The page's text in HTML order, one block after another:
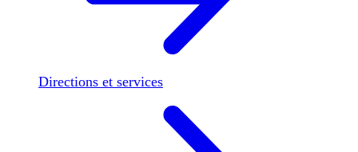
Directions et services